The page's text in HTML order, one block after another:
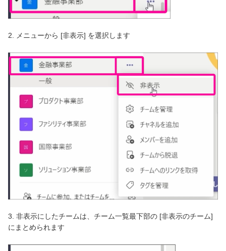
2. メニューから [非表示] を選択します
3. 非表示にしたチームは、チーム一覧最下部の [非表示のチーム]
にまとめられます